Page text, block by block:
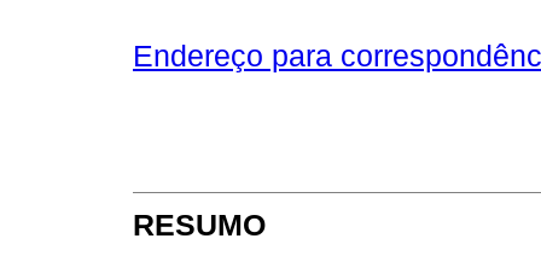
Endereço para
RESUMO